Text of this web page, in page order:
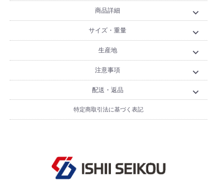
商品詳細 expand_more
サイズ・重量 expand_more
生産地 expand_more
注意事項 expand_more
配送・返品 expand_more
特定商取引法に基づく表記